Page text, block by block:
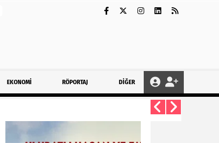
EKONOMİ RÖPORTAJ DİĞER